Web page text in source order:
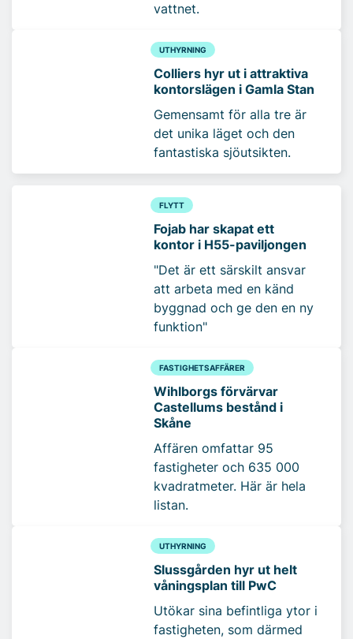
vattnet.
UTHYRNING
Colliers hyr ut i attraktiva
kontorslägen i Gamla Stan
Gemensamt för alla tre är
det unika läget och den
fantastiska sjöutsikten.
FLYTT
Fojab har skapat ett
kontor i H55-paviljongen
"Det är ett särskilt ansvar
att arbeta med en känd
byggnad och ge den en ny
funktion"
FASTIGHETSAFFÄRER
Wihlborgs förvärvar
Castellums bestånd i
Skåne
Affären omfattar 95
fastigheter och 635 000
kvadratmeter. Här är hela
listan.
UTHYRNING
Slussgården hyr ut helt
våningsplan till PwC
Utökar sina befintliga ytor i
fastigheten, som därmed